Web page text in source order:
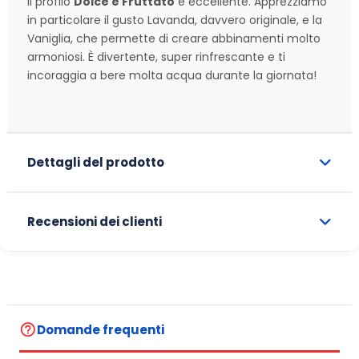
in particolare il gusto Lavanda, davvero originale, e la
Vaniglia, che permette di creare abbinamenti molto
armoniosi. È divertente, super rinfrescante e ti
incoraggia a bere molta acqua durante la giornata!
Dettagli del prodotto
Recensioni dei clienti
help_outlineDomande frequenti